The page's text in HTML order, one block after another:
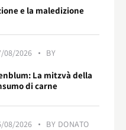
e la maledizione
08/2026
BY
La mitzvà della
di carne
08/2026 BY DONATO